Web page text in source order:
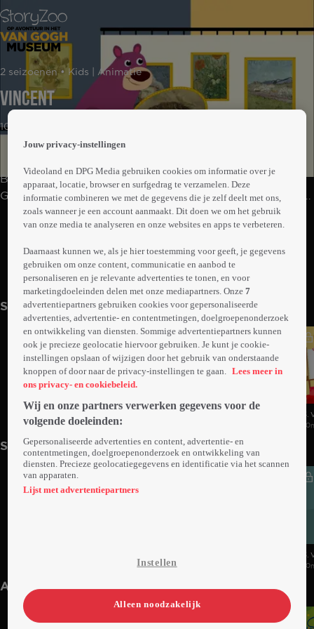
page
2 seizoenen • Kids | Animatie
Vincent
10min
Bax, Toby en Pepper uit StoryZoo bezoeken het Van
Gogh Museum. Ze maken kennis met de schilderijen van
de kunstenaar Vincent van Gogh.
Abonneren op Videoland
Meer
info
Seizoen 1
10min
3.
Seizoen 2
Wo 03 sep 25
10min
3.
Anderen kijken ook
Jouw privacy-instellingen
Videoland en DPG Media gebruiken cookies om informatie over je
apparaat, locatie, browser en surfgedrag te verzamelen. Deze
informatie combineren we met de gegevens die je zelf deelt met ons,
zoals wanneer je een account aanmaakt. Dit doen we om het gebruik
van onze media te analyseren en onze websites en apps te verbeteren.
Daarnaast kunnen we, als je hier toestemming voor geeft, je gegevens
gebruiken om onze content, communicatie en aanbod te
personaliseren en je relevante advertenties te tonen, en voor
marketingdoeleinden delen met onze mediapartners. Onze7
advertentiepartners gebruiken cookies voor gepersonaliseerde
advertenties, advertentie- en contentmetingen, doelgroepenonderzoek
en ontwikkeling van diensten. Sommige advertentiepartners kunnen
ook je precieze geolocatie hiervoor gebruiken. Je kunt je cookie-
instellingen opslaan of wijzigen door het gebruik van onderstaande
knoppen of door naar de privacy-instellingen te gaan.
Lees meer in
ons privacy- en cookiebeleid.
Wij en onze partners verwerken gegevens voor de
volgende doeleinden:
Gepersonaliseerde advertenties en content, advertentie- en
contentmetingen, doelgroepenonderzoek en ontwikkeling van
diensten. Precieze geolocatiegegevens en identificatie via het scannen
van apparaten.
Lijst met advertentiepartners
Instellen
Alleen noodzakelijk